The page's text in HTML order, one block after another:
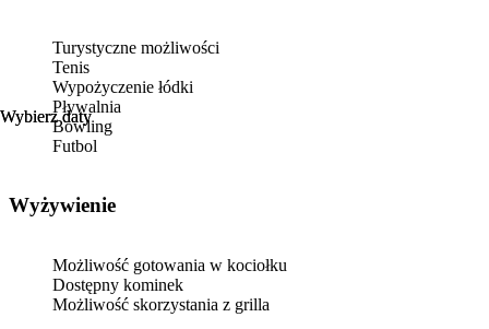
Wybierz daty
Wybierz daty
Turystyczne możliwości
Tenis
Wypożyczenie łódki
Pływalnia
Bowling
Futbol
Wyżywienie
Możliwość gotowania w kociołku
Dostępny kominek
Możliwość skorzystania z grilla